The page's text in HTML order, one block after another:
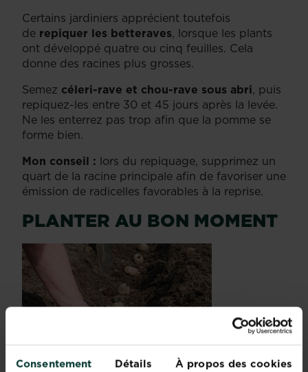
Consentement Détails À propos des cookies
Certains jardiniers apprécient toutefois
de repiquer les betteraves, lorsque les plants
ont développé quatre ou cinq feuilles. Cela
donne des racines plus grosses.
Semez céleri-rave et chou-rave sous abri, puis
repiquez-les entre 30 et 45 jours après la levée.
Ne les enterrez pas trop afin que la pomme se
forme bien.
Mon conseil : lors du repiquage, supprimez un
quart de la racine principale afin de favoriser une
émission de radicelles favorables à la reprise.
PLANTER AU BON MOMENT